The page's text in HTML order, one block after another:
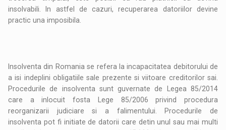
insolvabili. In astfel de cazuri, recuperarea datoriilor devine
practic una imposibila.
Insolventa din Romania se refera la incapacitatea debitorului de
a isi indeplini obligatiile sale prezente si viitoare creditorilor sai.
Procedurile de insolventa sunt guvernate de Legea 85/2014
care a inlocuit fosta Lege 85/2006 privind procedura
reorganizarii judiciare si a falimentului. Procedurile de
insolventa pot fi initiate de datorii care detin unul sau mai multi